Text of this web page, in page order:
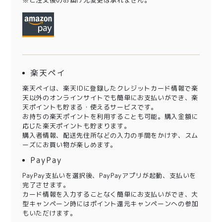
楽天ペイ
楽天ペイは、楽天IDに登録したクレジットカード情報で楽
天以外のオンラインサイトでも簡単にお支払いができ、楽
天ポイントも貯まる・使えるサービスです。
お持ちの楽天ポイントを利用することも可能。購入金額に
応じた楽天ポイントも貯まります。
購入者情報、配送先住所などの入力の手間をかけず、スム
ーズにお買い物が楽しめます。
PayPay
PayPay支払いを選択後、PayPayアプリが起動、支払いを
完了させます。
カード情報を入力することなく簡単にお支払いができ、大
型キャンペーン時にはポイント還元キャンペーンへの参加
もいただけます。